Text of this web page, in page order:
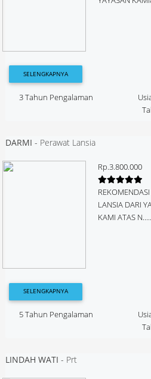
SELENGKAPNYA
3 Tahun Pengalaman
DARMI - Perawat Lansia
Rp.3.800.000
LANSIA DARI
KAMI ATAS
SELENGKAPNYA
5 Tahun Pengalaman
LINDAH WATI - Prt